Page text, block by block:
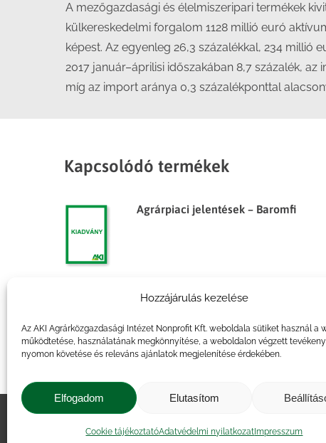
Hozzájárulás kezelése
Az AKI Agrárközgazdasági Intézet Nonprofit Kft. weboldala sütiket használ a
működtetése, használatának megkönnyítése, a weboldalon végzett
nyomon követése és releváns ajánlatok megjelenítése érdekében.
Elfogadom Elutasítom
Cookie tájékoztatóAdatvédelmi nyilatkozat Impresszum
A mezőgazdasági és élelmiszeripari termékek
külkereskedelmi forgalom 1128 millió euró
képest. Az egyenleg 26,3 százalékkal, 234
2017 január–áprilisi időszakában 8,7 százalék,
míg az import aránya 0,3 százalékponttal
Kapcsolódó termékek
Agrárpiaci jelentések – Baromfi
Agrárpiaci jelentések – Baromfi
Impresszum Kapcsolat